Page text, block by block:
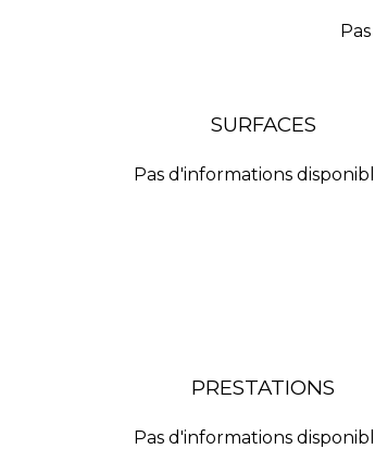
SURFACES
Pas d'informations
PRESTATIONS
Pas d'informations